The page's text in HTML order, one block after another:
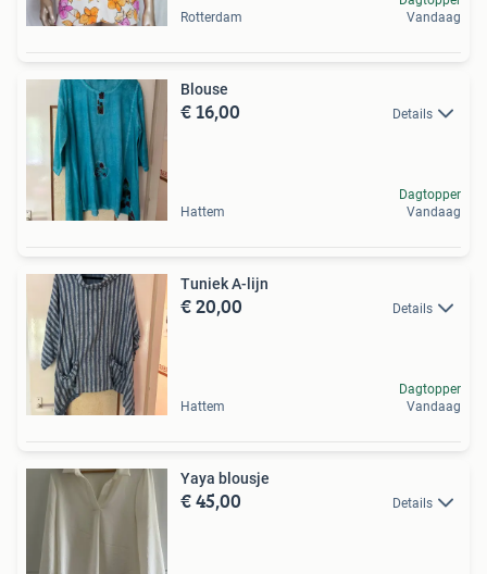
Rotterdam
Vandaag
Blouse
€ 16,00 Details
Hattem
Dagtopper
Vandaag
Tuniek A-lijn
€ 20,00 Details
Hattem
Dagtopper
Vandaag
Yaya blousje
€ 45,00 Details